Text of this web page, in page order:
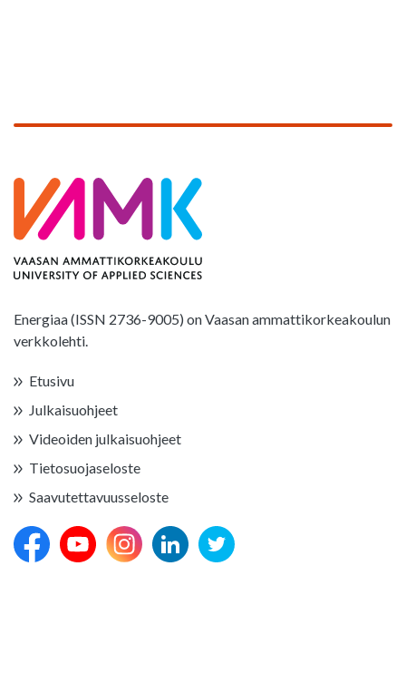
Energiaa (ISSN 2736-9005) on Vaasan ammattikorkeakoulun
verkkolehti.
Etusivu
Julkaisuohjeet
Videoiden julkaisuohjeet
Tietosuojaseloste
Saavutettavuusseloste